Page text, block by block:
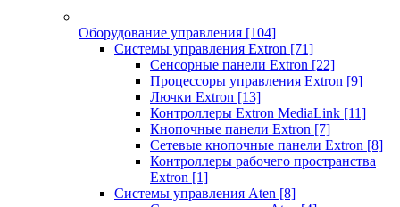
Оборудование управления [104]
Системы управления Extron [71]
Сенсорные панели Extron [22]
Процессоры управления Extron [9]
Лючки Extron [13]
Контроллеры Extron MediaLink [11]
Кнопочные панели Extron [7]
Сетевые кнопочные панели Extron [8]
Контроллеры рабочего пространства
Extron [1]
Системы управления Aten [8]